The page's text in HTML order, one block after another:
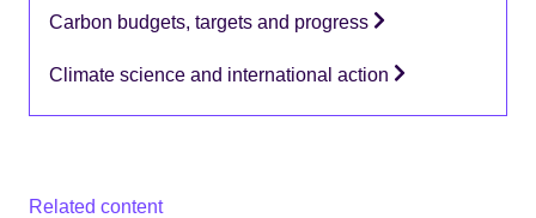
Carbon budgets, targets and progress
Climate science and international action
Related content